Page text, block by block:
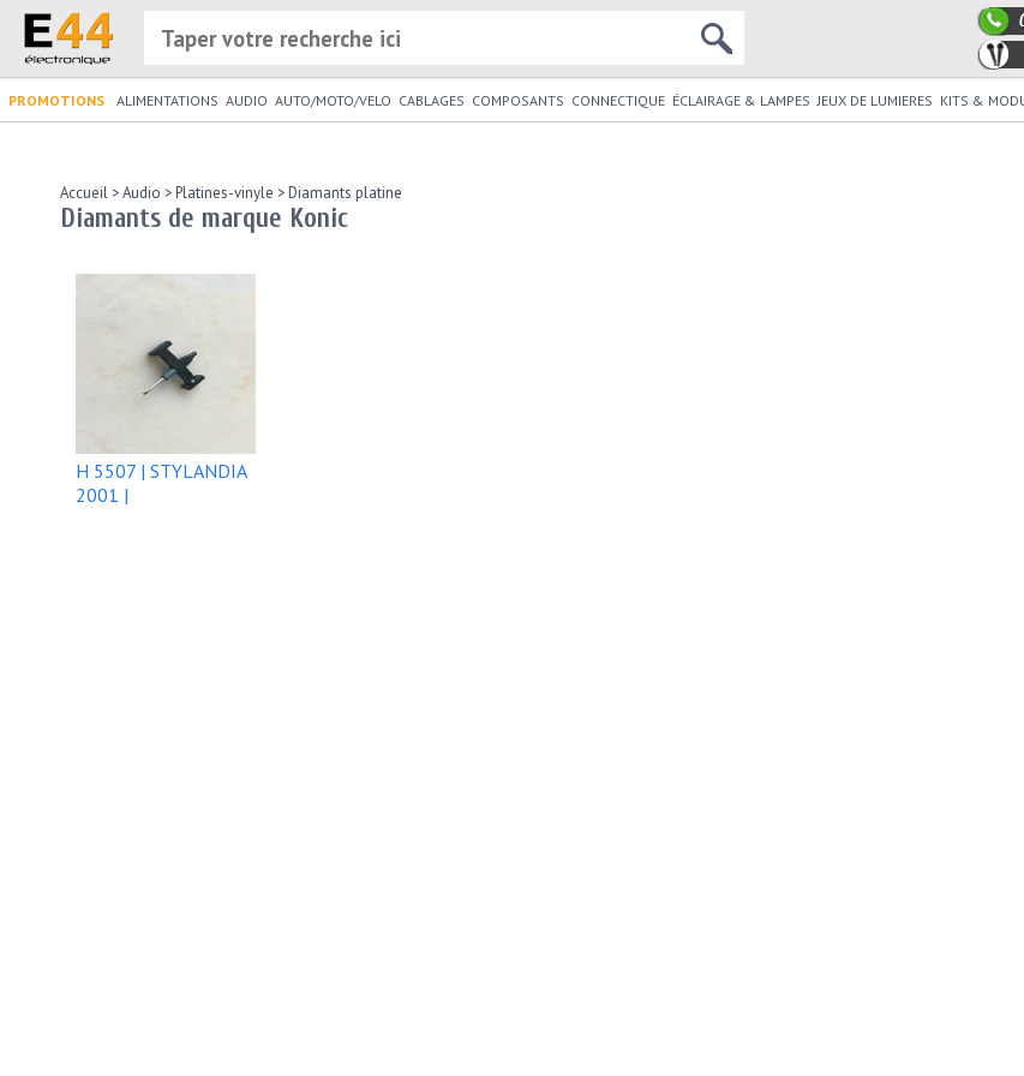
PROMOTIONS ALIMENTATIONS AUDIO AUTO/MOTO/VELO CABLAGES COMPOSANTS CONNECTIQUE ÉCLAIRAGE & LAMPES JEUX DE LUMIERES KITS &
Accueil >Audio >Platines-vinyle >Diamants platine
Diamants de marque Konic
H 5507 | STYLANDIA
2001 |